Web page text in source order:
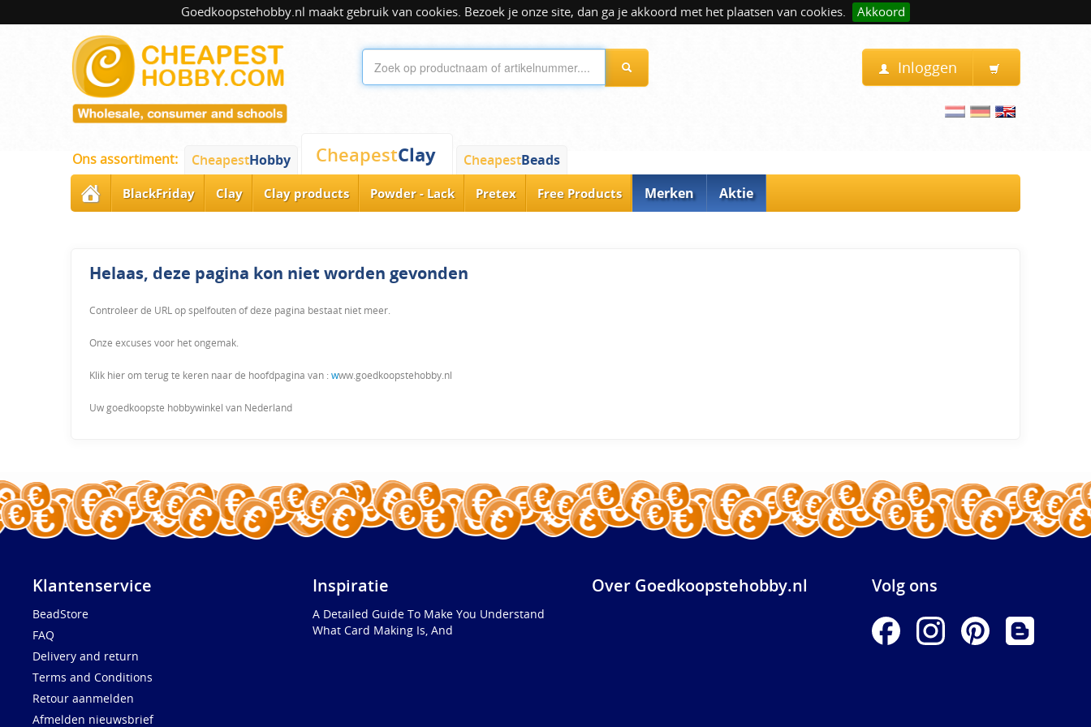
Goedkoopstehobby.nl maakt gebruik van cookies. Bezoek je onze site, dan ga je akkoord met het plaatsen van cookies. Akkoord
Inloggen
Ons assortiment: CheapestHobby CheapestClay CheapestBeads
BlackFriday Clay Clay products Powder - Lack Pretex Free Products Merken Aktie
Helaas, deze pagina kon niet worden gevonden
Controleer de URL op spelfouten of deze pagina bestaat niet meer.
Onze excuses voor het ongemak.
Klik hier om terug te keren naar de hoofdpagina van : www.goedkoopstehobby.nl
Uw goedkoopste hobbywinkel van Nederland
Klantenservice
BeadStore
FAQ
Delivery and return
Terms and Conditions
Retour aanmelden
Afmelden nieuwsbrief
Inspiratie
A Detailed Guide To Make You Understand
What Card Making Is, And
Over Goedkoopstehobby.nl Volg ons